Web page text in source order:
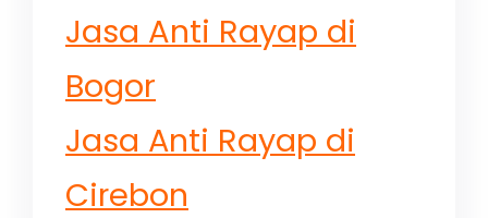
Jasa Anti Rayap di
Bogor
Jasa Anti Rayap di
Cirebon